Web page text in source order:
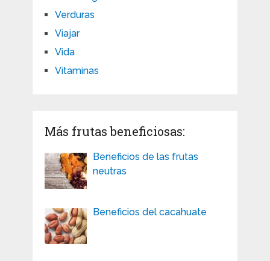
Verduras
Viajar
Vida
Vitaminas
Más frutas beneficiosas:
Beneficios de las frutas
neutras
Beneficios del cacahuate